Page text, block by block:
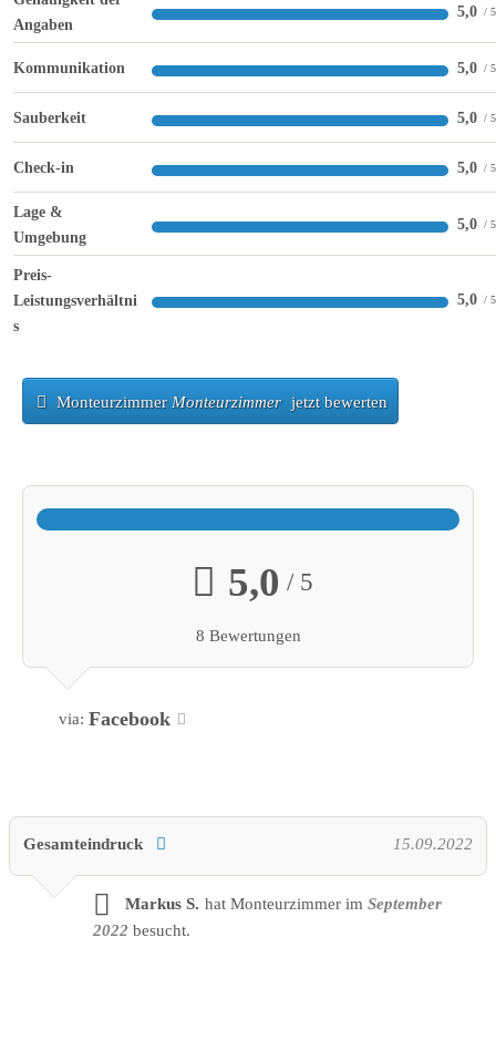
Angaben
5,0
Kommunikation 5,0
Sauberkeit 5,0
Check-in 5,0
Lage &
Umgebung
5,0
Preis-
Leistungsverhältni
s
5,0
Monteurzimmer Monteurzimmer jetzt bewerten
5,0 / 5
8 Bewertungen
via: Facebook
Gesamteindruck 15.09.2022
Markus S. hat Monteurzimmer im September
2022 besucht.